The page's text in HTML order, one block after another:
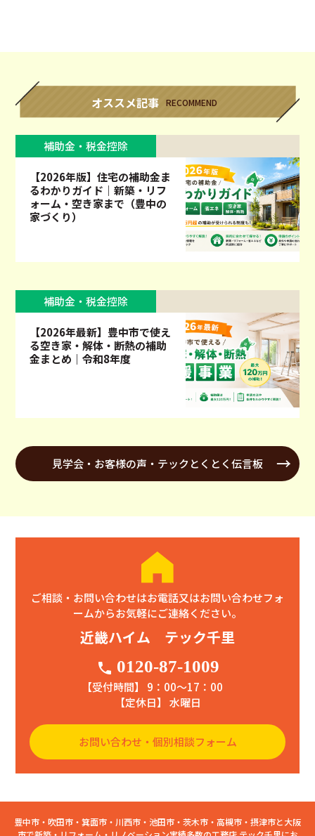
オススメ記事 RECOMMEND
補助金・税金控除
【2026年版】住宅の補助金ま
るわかりガイド｜新築・リフ
ォーム・空き家まで（豊中の
家づくり）
補助金・税金控除
【2026年最新】豊中市で使え
る空き家・解体・断熱の補助
金まとめ｜令和8年度
見学会・お客様の声・テックとくとく伝言板
ご相談・お問い合わせはお電話又はお問い合わせフォ
ームからお気軽にご連絡ください。
近畿ハイム テック千里
phone 0120-87-1009
【受付時間】 9：00〜17：00
【定休日】 水曜日
お問い合わせ・個別相談フォーム
豊中市・吹田市・箕面市・川西市・池田市・茨木市・高槻市・摂津市と大阪